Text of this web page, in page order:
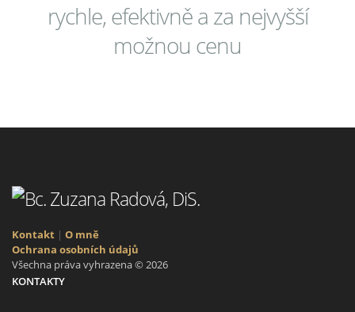
rychle, efektivně a za nejvyšší
možnou cenu
Kontakt | O mně
Ochrana osobních údajů
Všechna práva vyhrazena © 2026
KONTAKTY